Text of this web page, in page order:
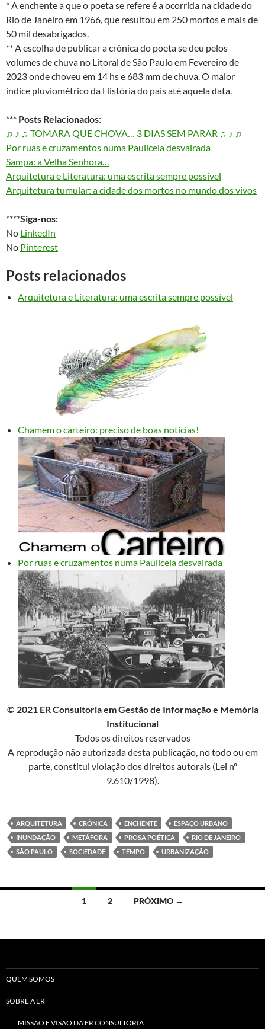
* A enchente a que o poeta se refere é a ocorrida na cidade do
Rio de Janeiro em 1966, que resultou em 250 mortos e mais de
50 mil desabrigados.
** A escolha de publicar a crônica do poeta se deu pelos
volumes de chuva no Litoral de São Paulo em Fevereiro de
2023 onde choveu em 14 hs e 683 mm de chuva. O maior
índice pluviométrico da História do país até aquela data.
*** Posts Relacionados:
♫ ♪ ♫ TOMARA QUE CHOVA… 3 DIAS SEM PARAR ♫ ♪ ♫
Por ruas e cruzamentos numa Pauliceia desvairada
Sampa: a Velha Senhora…
Arquitetura e Literatura: uma escrita sempre possível
Arquitetura tumular: a cidade dos mortos no mundo dos vivos
****Siga-nos:
No LinkedIn
No Pinterest
Posts relacionados
Arquitetura e Literatura: uma escrita sempre possível
Chamem o carteiro: preciso de boas notícias!
Por ruas e cruzamentos numa Pauliceia desvairada
© 2021 ER Consultoria em Gestão de Informação e Memória
Institucional
Todos os direitos reservados
A reprodução não autorizada desta publicação, no todo ou em
parte, constitui violação dos direitos autorais (Lei nº
9.610/1998).
ARQUITETURA CRÔNICA ENCHENTE
ESPAÇO URBANO
INUNDAÇÃO
METÁFORA PROSA POÉTICA
RIO DE JANEIRO
SÃO PAULO
SOCIEDADE TEMPO URBANIZAÇÃO
posts
1 2 PRÓXIMO →
QUEM SOMOS
SOBRE A ER
MISSÃO E VISÃO DA ER CONSULTORIA